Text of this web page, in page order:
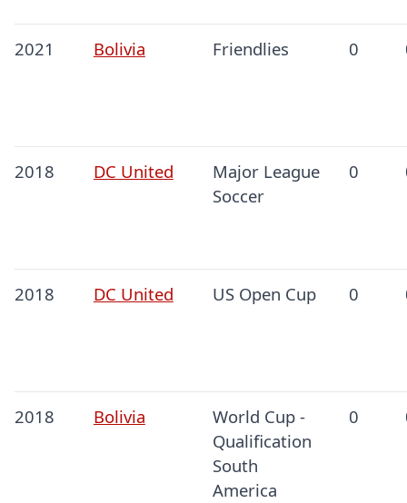
2021 Bolivia Friendlies 0
2018 DC United
Major League
Soccer
0
2018 DC United US Open Cup 0
2018 Bolivia
World Cup -
Qualification
South
America
0